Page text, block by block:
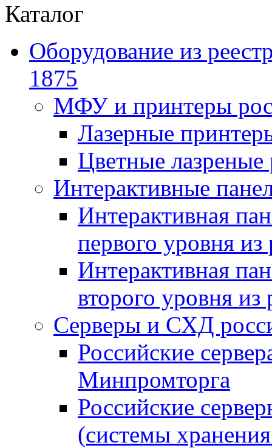
Каталог
Оборудование из
1875
МФУ и принтеры
Лазерные
Цветные
Интерактивные
Интерактивная
первого уровня
Интерактивная
второго уровня
Серверы и СХД
Российские
Минпромторга
Российские
(системы